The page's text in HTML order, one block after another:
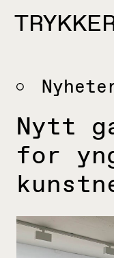
center for contemporary
Nytt
for